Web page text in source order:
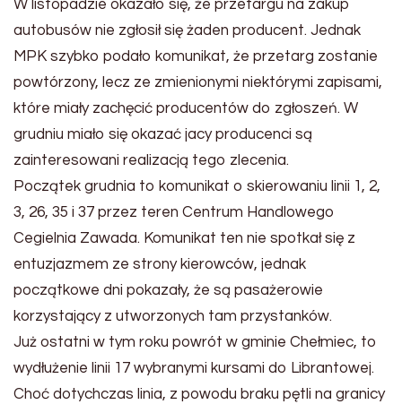
W listopadzie okazało się, że przetargu na zakup
autobusów nie zgłosił się żaden producent. Jednak
MPK szybko podało komunikat, że przetarg zostanie
powtórzony, lecz ze zmienionymi niektórymi zapisami,
które miały zachęcić producentów do zgłoszeń. W
grudniu miało się okazać jacy producenci są
zainteresowani realizacją tego zlecenia.
Początek grudnia to komunikat o skierowaniu linii 1, 2,
3, 26, 35 i 37 przez teren Centrum Handlowego
Cegielnia Zawada. Komunikat ten nie spotkał się z
entuzjazmem ze strony kierowców, jednak
początkowe dni pokazały, że są pasażerowie
korzystający z utworzonych tam przystanków.
Już ostatni w tym roku powrót w gminie Chełmiec, to
wydłużenie linii 17 wybranymi kursami do Librantowej.
Choć dotychczas linia, z powodu braku pętli na granicy